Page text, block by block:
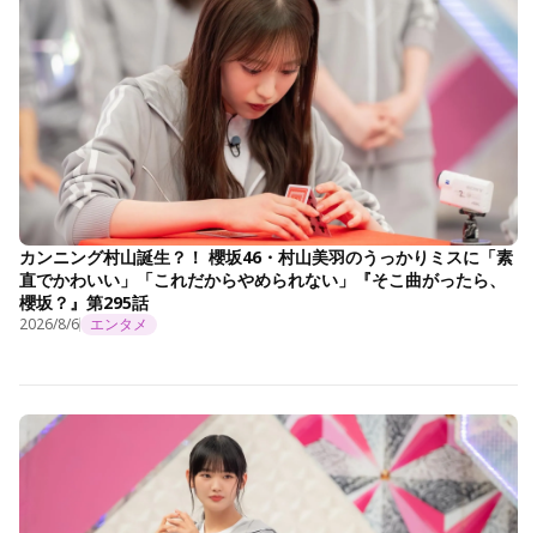
カンニング村山誕生？！ 櫻坂46・村山美羽のうっかりミスに「素
直でかわいい」「これだからやめられない」『そこ曲がったら、
櫻坂？』第295話
2026/8/6 エンタメ